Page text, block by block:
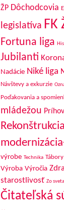
ŽP Dôchodcovia
legislatíva FK
Fortuna liga
Jubilanti
Nadácie Niké liga
Návštevy a exkurzie
Poďakovania a
mládežou
výrobe Technika Tábory
Výroba Výročia
starostlivosť Zo
Čitateľská